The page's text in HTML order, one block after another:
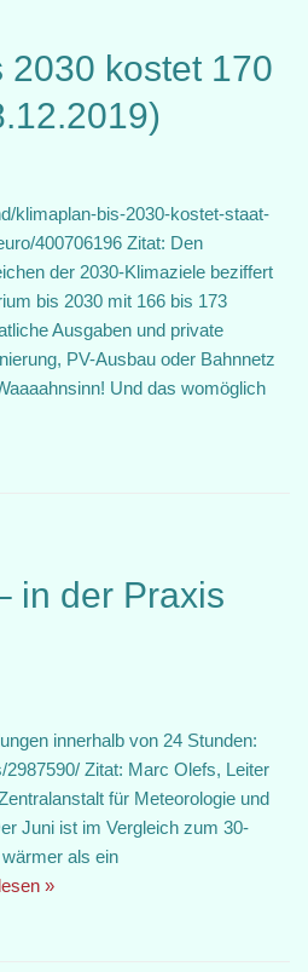
2030 kostet 170
klimaplan-bis-2030-kostet-staat-
400706196 Zitat: Den
der 2030-Klimaziele beziffert
bis 2030 mit 166 bis 173
Ausgaben und private
PV-Ausbau oder Bahnnetz
Und das womöglich
in der Praxis
innerhalb von 24 Stunden:
Zitat: Marc Olefs, Leiter
für Meteorologie und
Juni ist im Vergleich zum 30-
als ein
»